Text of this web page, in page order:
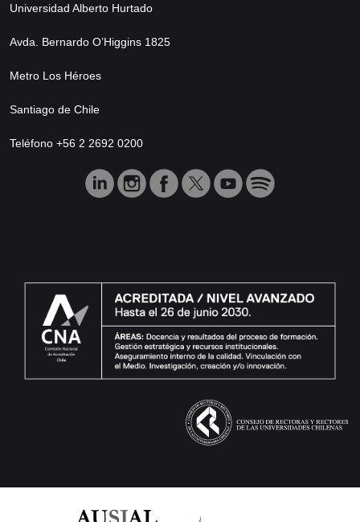
Universidad Alberto Hurtado
Avda. Bernardo O’Higgins 1825
Metro Los Héroes
Santiago de Chile
Teléfono +56 2 2692 0200